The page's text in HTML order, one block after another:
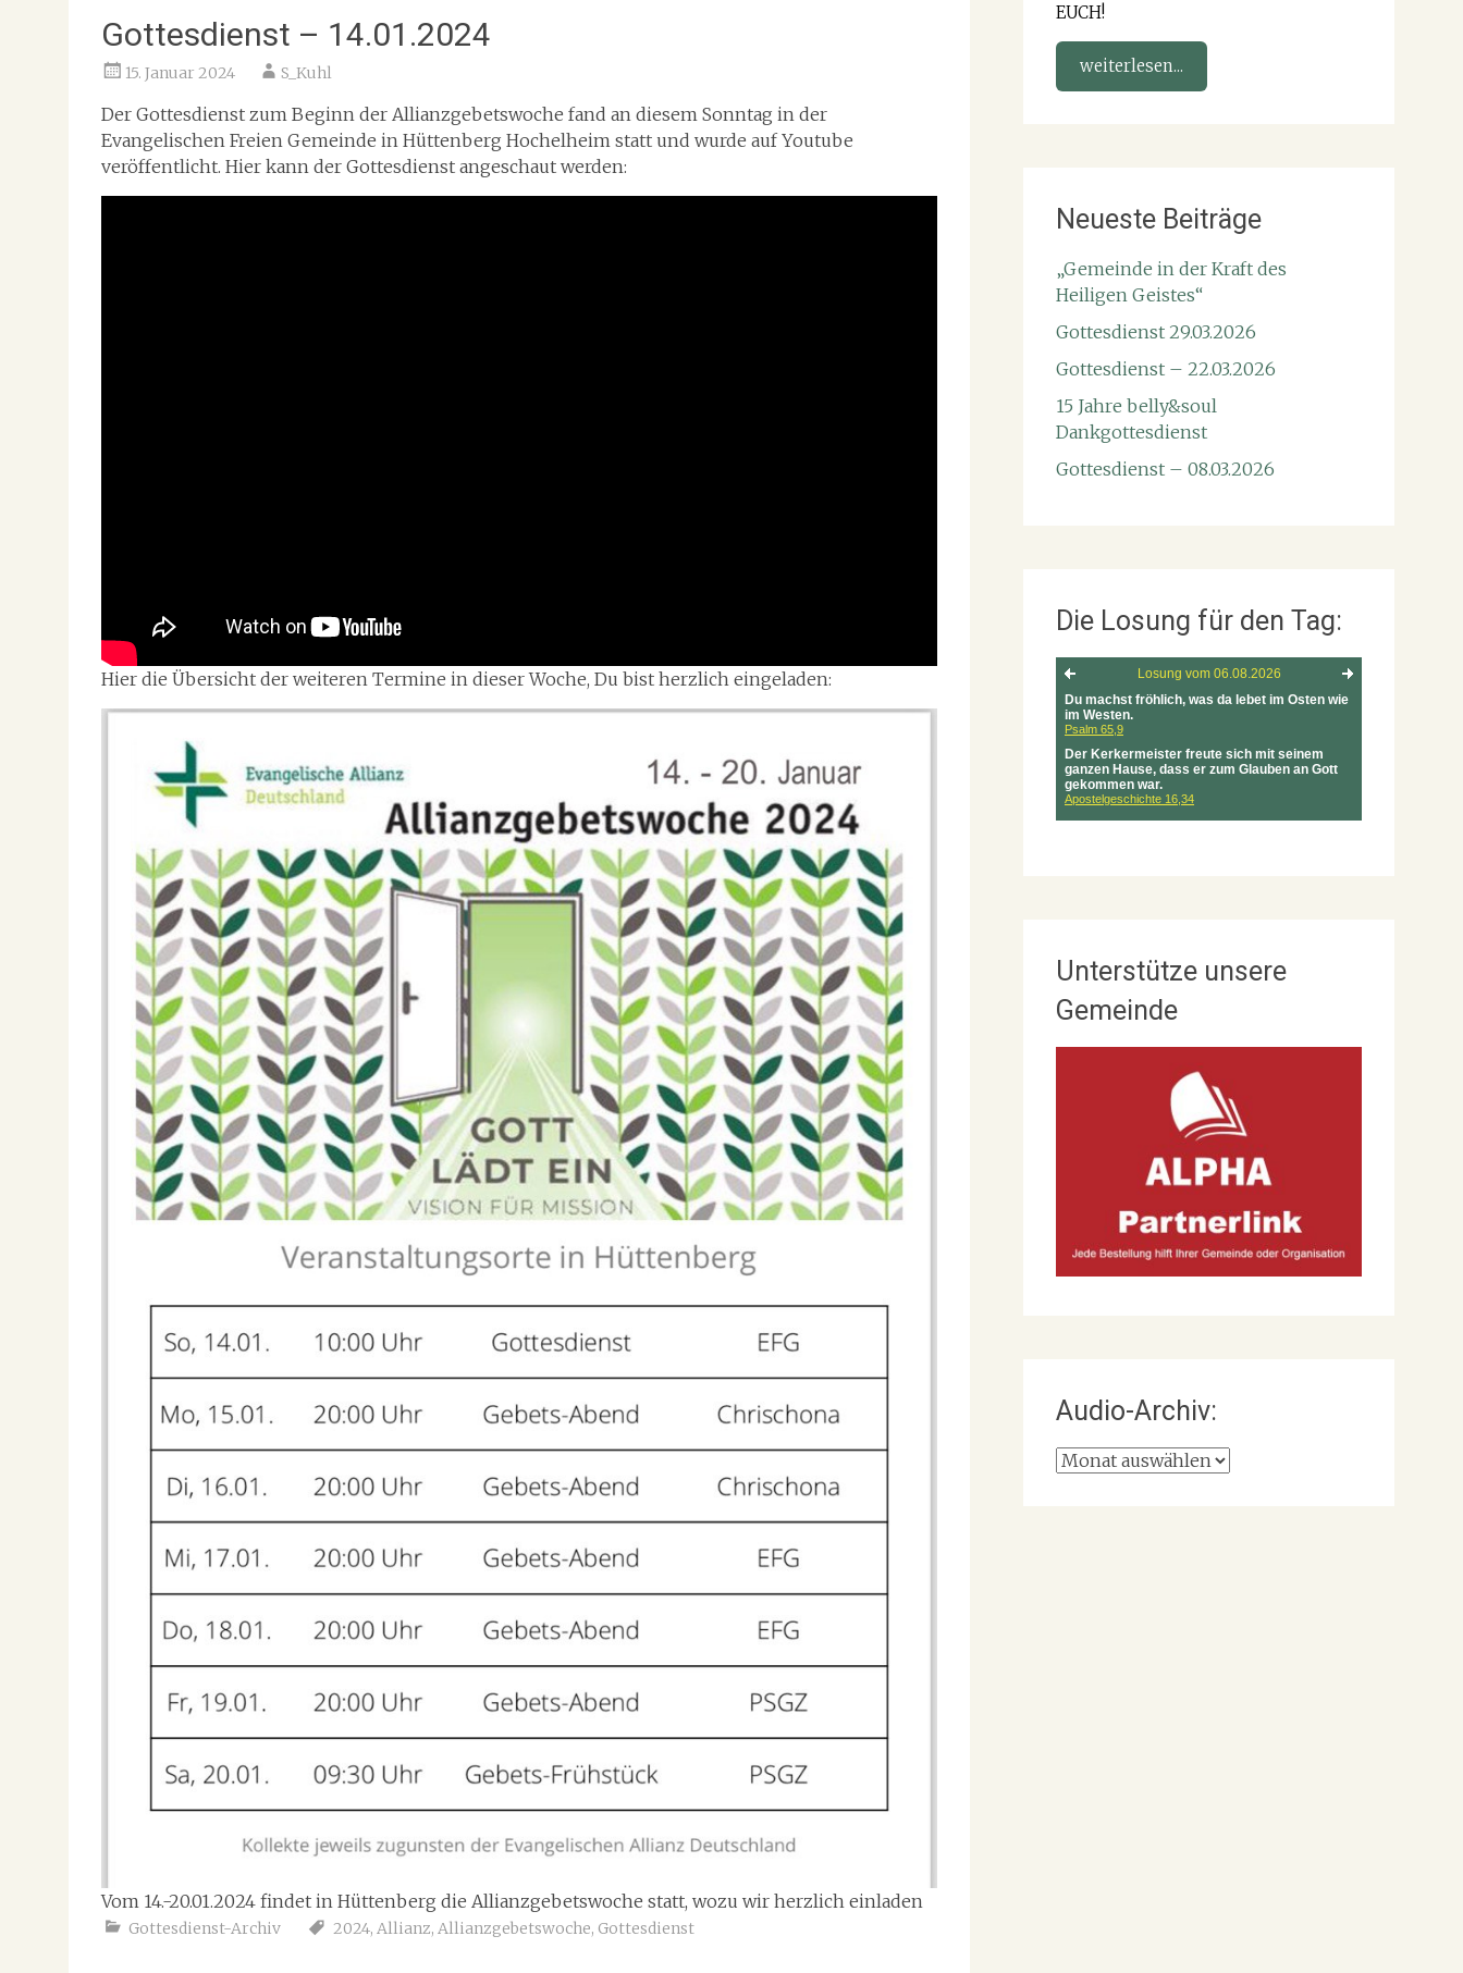
Gottesdienst – 14.01.2024
15. Januar 2024 S_Kuhl
Der Gottesdienst zum Beginn der Allianzgebetswoche fand an diesem Sonntag in der
Evangelischen Freien Gemeinde in Hüttenberg Hochelheim statt und wurde auf Youtube
veröffentlicht. Hier kann der Gottesdienst angeschaut werden:
Hier die Übersicht der weiteren Termine in dieser Woche, Du bist herzlich eingeladen:
Vom 14.-20.01.2024 findet in Hüttenberg die Allianzgebetswoche statt, wozu wir herzlich einladen
Gottesdienst-Archiv 2024, Allianz, Allianzgebetswoche, Gottesdienst
EUCH!
weiterlesen...
Neueste Beiträge
„Gemeinde in der Kraft des
Heiligen Geistes“
Gottesdienst 29.03.2026
Gottesdienst – 22.03.2026
15 Jahre belly&soul
Dankgottesdienst
Gottesdienst – 08.03.2026
Die Losung für den Tag:
Unterstütze unsere
Gemeinde
Audio-Archiv:
Audio-